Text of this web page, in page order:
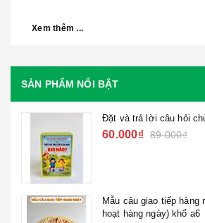
Xem thêm ...
SẢN PHẨM NỔI BẬT
Đặt và trả lời câu hỏi
60.000₫ 89.000₫
Mẫu câu giao tiếp hàng
hoạt hàng ngày) khổ a6